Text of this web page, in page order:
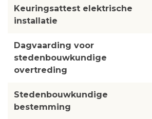
Keuringsattest elektrische
installatie
Dagvaarding voor
stedenbouwkundige
overtreding
Stedenbouwkundige
bestemming